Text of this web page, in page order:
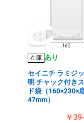
在庫 あり
セイニチ ラミジ
明 チャック付き
ド袋（160×230×
47mm）
￥